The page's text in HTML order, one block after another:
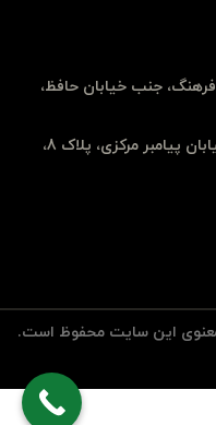
فرهنگ، جنب خیابان حافظ،
دفتر تهران: اتوبان ستاری شمالی، خیابان پیامبر مرکزی، پلاک 8،
این سایت محفوظ است.